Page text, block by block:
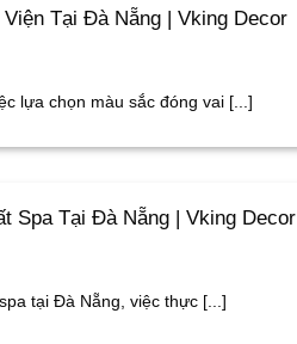
Tại Đà Nẵng | Vking Decor
lựa chọn màu sắc đóng vai [...]
Spa Tại Đà Nẵng | Vking Decor
tại Đà Nẵng, việc thực [...]